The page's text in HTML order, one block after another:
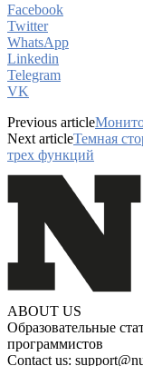
Facebook
Twitter
WhatsApp
Linkedin
Telegram
VK
Previous article
Next articleТемная
трех функций
ABOUT US
Образовательные
программистов
Contact us: